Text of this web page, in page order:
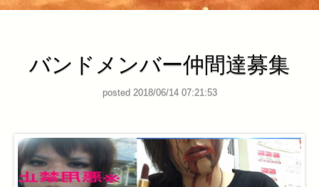
管理ページ
バンドメンバー仲間達募集
posted 2018/06/14 07:21:53